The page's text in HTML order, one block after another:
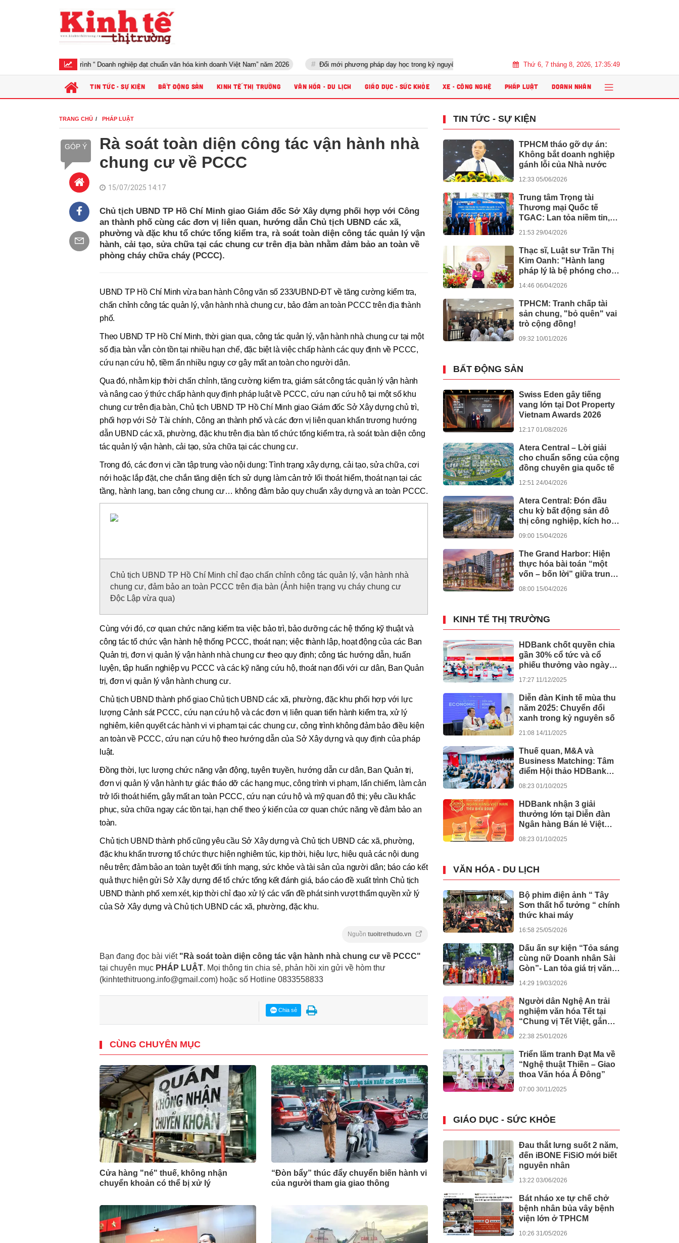
động chương trình “ Doanh nghiệp đạt chuẩn văn hóa kinh doanh Việt Nam” năm 2026 Đổi mới phương pháp dạy học trong kỷ nguyên AI: Giáo viên cần chuẩn bị gì? Giải thưởng Dot Property Vietnam Real
Thứ 6, 7 tháng 8, 2026, 17:35:50
TIN TỨC - SỰ KIỆN BẤT ĐỘNG SẢN KINH TẾ THỊ TRƯỜNG VĂN HÓA - DU LỊCH GIÁO DỤC - SỨC KHỎE XE - CÔNG NGHỆ PHÁP LUẬT DOANH NHÂN
TRANG CHỦ PHÁP LUẬT
GÓP Ý
Rà soát toàn diện công tác vận hành nhà
chung cư về PCCC
15/07/2025 14:17
Chủ tịch UBND TP Hồ Chí Minh giao Giám đốc Sở Xây dựng phối hợp với Công
an thành phố cùng các đơn vị liên quan, hướng dẫn Chủ tịch UBND các xã,
phường và đặc khu tổ chức tổng kiểm tra, rà soát toàn diện công tác quản lý vận
hành, cải tạo, sửa chữa tại các chung cư trên địa bàn nhằm đảm bảo an toàn về
phòng cháy chữa cháy (PCCC).
UBND TP Hồ Chí Minh vừa ban hành Công văn số 233/UBND-ĐT về tăng cường kiểm tra,
chấn chỉnh công tác quản lý, vận hành nhà chung cư, bảo đảm an toàn PCCC trên địa thành
phố.
Theo UBND TP Hồ Chí Minh, thời gian qua, công tác quản lý, vận hành nhà chung cư tại một
số địa bàn vẫn còn tồn tại nhiều hạn chế, đặc biệt là việc chấp hành các quy định về PCCC,
cứu nạn cứu hộ, tiềm ẩn nhiều nguy cơ gây mất an toàn cho người dân.
Qua đó, nhằm kịp thời chấn chỉnh, tăng cường kiểm tra, giám sát công tác quản lý vận hành
và nâng cao ý thức chấp hành quy định pháp luật về PCCC, cứu nạn cứu hộ tại một số khu
chung cư trên địa bàn, Chủ tịch UBND TP Hồ Chí Minh giao Giám đốc Sở Xây dựng chủ trì,
phối hợp với Sở Tài chính, Công an thành phố và các đơn vị liên quan khẩn trương hướng
dẫn UBND các xã, phường, đặc khu trên địa bàn tổ chức tổng kiểm tra, rà soát toàn diện công
tác quản lý vận hành, cải tạo, sửa chữa tại các chung cư.
Trong đó, các đơn vị cần tập trung vào nội dung: Tình trạng xây dựng, cải tạo, sửa chữa, cơi
nới hoặc lắp đặt, che chắn tăng diện tích sử dụng làm cản trở lối thoát hiểm, thoát nạn tại các
tầng, hành lang, ban công chung cư… không đảm bảo quy chuẩn xây dựng và an toàn PCCC.
Chủ tịch UBND TP Hồ Chí Minh chỉ đạo chấn chỉnh công tác quản lý, vận hành nhà
chung cư, đảm bảo an toàn PCCC trên địa bàn (Ảnh hiện trạng vụ cháy chung cư
Độc Lập vừa qua)
Cùng với đó, cơ quan chức năng kiểm tra việc bảo trì, bảo dưỡng các hệ thống kỹ thuật và
công tác tổ chức vận hành hệ thống PCCC, thoát nạn; việc thành lập, hoạt động của các Ban
Quản trị, đơn vị quản lý vận hành nhà chung cư theo quy định; công tác hướng dẫn, huấn
luyện, tập huấn nghiệp vụ PCCC và các kỹ năng cứu hộ, thoát nạn đối với cư dân, Ban Quản
trị, đơn vị quản lý vận hành chung cư.
Chủ tịch UBND thành phố giao Chủ tịch UBND các xã, phường, đặc khu phối hợp với lực
lượng Cảnh sát PCCC, cứu nạn cứu hộ và các đơn vị liên quan tiến hành kiểm tra, xử lý
nghiêm, kiên quyết các hành vi vi phạm tại các chung cư, công trình không đảm bảo điều kiện
an toàn về PCCC, cứu nạn cứu hộ theo hướng dẫn của Sở Xây dựng và quy định của pháp
luật.
Đồng thời, lực lượng chức năng vận động, tuyên truyền, hướng dẫn cư dân, Ban Quản trị,
đơn vị quản lý vận hành tự giác tháo dỡ các hạng mục, công trình vi phạm, lấn chiếm, làm cản
trở lối thoát hiểm, gây mất an toàn PCCC, cứu nạn cứu hộ và mỹ quan đô thị; yêu cầu khắc
phục, sửa chữa ngay các tồn tại, hạn chế theo ý kiến của cơ quan chức năng về đảm bảo an
toàn.
Chủ tịch UBND thành phố cũng yêu cầu Sở Xây dựng và Chủ tịch UBND các xã, phường,
đặc khu khẩn trương tổ chức thực hiện nghiêm túc, kịp thời, hiệu lực, hiệu quả các nội dung
nêu trên; đảm bảo an toàn tuyệt đối tính mạng, sức khỏe và tài sản của người dân; báo cáo kết
quả thực hiện gửi Sở Xây dựng để tổ chức tổng kết đánh giá, báo cáo đề xuất trình Chủ tịch
UBND thành phố xem xét, kịp thời chỉ đạo xử lý các vấn đề phát sinh vượt thẩm quyền xử lý
của Sở Xây dựng và Chủ tịch UBND các xã, phường, đặc khu.
Nguồn tuoitrethudo.vn
Bạn đang đọc bài viết "Rà soát toàn diện công tác vận hành nhà chung cư về PCCC"
tại chuyên mục PHÁP LUẬT. Mọi thông tin chia sẻ, phản hồi xin gửi về hòm thư
(kinhtethitruong.info@gmail.com) hoặc số Hotline 0833558833
Chia sẻ
CÙNG CHUYÊN MỤC
Cửa hàng "né" thuế, không nhận
chuyển khoản có thể bị xử lý
“Đòn bẩy” thúc đẩy chuyển biến hành vi
của người tham gia giao thông
TIN TỨC - SỰ KIỆN
TPHCM tháo gỡ dự án:
Không bắt doanh nghiệp
gánh lỗi của Nhà nước
12:33 05/06/2026
Trung tâm Trọng tài
Thương mại Quốc tế
TGAC: Lan tỏa niềm tin,
21:53 29/04/2026
Thạc sĩ, Luật sư Trần Thị
Kim Oanh: "Hành lang
pháp lý là bệ phóng cho
14:46 06/04/2026
TPHCM: Tranh chấp tài
sản chung, "bỏ quên" vai
trò cộng đồng!
09:32 10/01/2026
BẤT ĐỘNG SẢN
Swiss Eden gây tiếng
vang lớn tại Dot Property
Vietnam Awards 2026
12:17 01/08/2026
Atera Central – Lời giải
cho chuẩn sống của cộng
đồng chuyên gia quốc tế
12:51 24/04/2026
Atera Central: Đón đầu
chu kỳ bất động sản đô
thị công nghiệp, kích hoạt
09:00 15/04/2026
The Grand Harbor: Hiện
thực hóa bài toán “một
vốn – bốn lời” giữa trung
08:00 15/04/2026
KINH TẾ THỊ TRƯỜNG
HDBank chốt quyền chia
gần 30% cổ tức và cổ
phiếu thưởng vào ngày
lớn
17:27 11/12/2025
Diễn đàn Kinh tế mùa thu
năm 202̀5: Chuyển đổi
xanh trong kỷ nguyên số
21:08 14/11/2025
Thuế quan, M&A và
Business Matching: Tâm
điểm Hội thảo HDBank
08:23 01/10/2025
HDBank nhận 3 giải
thưởng lớn tại Diễn đàn
Ngân hàng Bán lẻ Việt
08:23 01/10/2025
VĂN HÓA - DU LỊCH
Bộ phim điện ảnh “ Tây
Sơn thất hổ tưởng “ chính
thức khai máy
16:58 25/05/2026
Dấu ấn sự kiện “Tỏa sáng
cùng nữ Doanh nhân Sài
Gòn”- Lan tỏa giá trị văn
Chính phủ
14:29 19/03/2026
Người dân Nghệ An trải
nghiệm văn hóa Tết tại
“Chung vị Tết Việt, gắn
22:38 25/01/2026
Triển lãm tranh Đạt Ma về
“Nghệ thuật Thiền – Giao
thoa Văn hóa Á Đông”
07:00 30/11/2025
GIÁO DỤC - SỨC KHỎE
Đau thắt lưng suốt 2 năm,
đến iBONE FiSiO mới biết
nguyên nhân
13:22 03/06/2026
Bát nháo xe tự chế chở
bệnh nhân bủa vây bệnh
viện lớn ở TPHCM
10:26 31/05/2026